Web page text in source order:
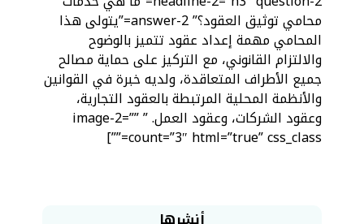
محامي توثيق العقود؟” answer-2=”يتولى هذا
المحامي مهمة إعداد عقود تتميز بالوضوح
والالتزام القانوني، مع التركيز على حماية مصالح
جميع الأطراف المتعاقدة، ولديه خبرة في القوانين
والأنظمة المحلية المرتبطة بالعقود التجارية،
وعقود الشركات، وعقود العمل. ” image-2=””
count=”3″ html=”true” css_class=””]